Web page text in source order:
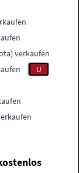
verkaufen
U